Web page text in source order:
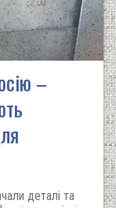
–
деталі та